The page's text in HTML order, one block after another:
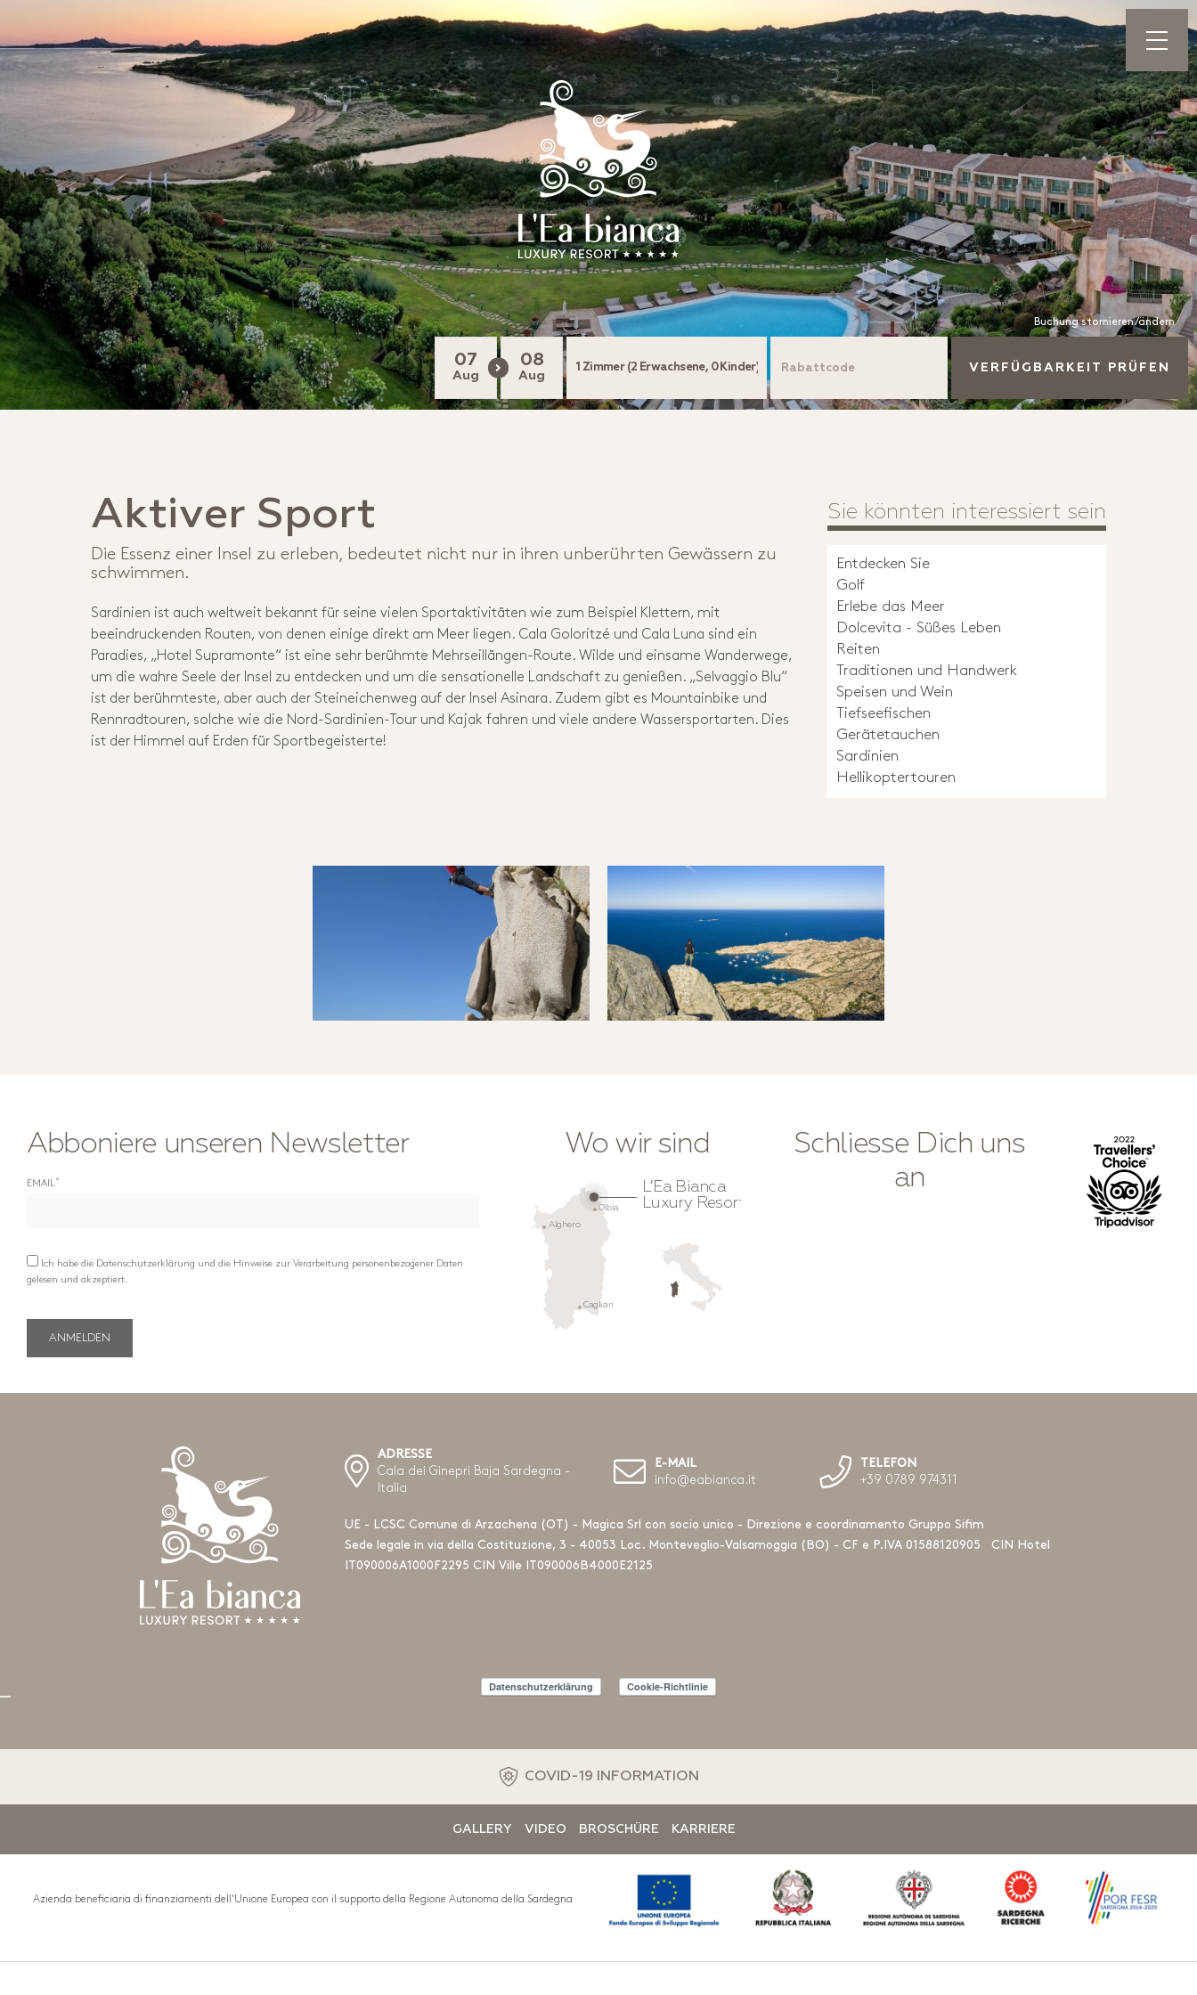
Buchung stornieren/ändern
07
Aug
08
Aug
Aktiver Sport
Die Essenz einer Insel zu erleben, bedeutet nicht nur in ihren unberührten Gewässern zu
schwimmen.
Sardinien ist auch weltweit bekannt für seine vielen Sportaktivitäten wie zum Beispiel Klettern, mit
beeindruckenden Routen, von denen einige direkt am Meer liegen. Cala Goloritzé und Cala Luna sind ein
Paradies, „Hotel Supramonte“ ist eine sehr berühmte Mehrseillängen-Route. Wilde und einsame Wanderwege,
um die wahre Seele der Insel zu entdecken und um die sensationelle Landschaft zu genießen. „Selvaggio Blu“
ist der berühmteste, aber auch der Steineichenweg auf der Insel Asinara. Zudem gibt es Mountainbike und
Rennradtouren, solche wie die Nord-Sardinien-Tour und Kajak fahren und viele andere Wassersportarten. Dies
ist der Himmel auf Erden für Sportbegeisterte!
Sie könnten interessiert sein
Entdecken Sie
Golf
Erlebe das Meer
Dolcevita - Süßes Leben
Reiten
Traditionen und Handwerk
Speisen und Wein
Tiefseefischen
Gerätetauchen
Sardinien
Hellikoptertouren
Abboniere unseren Newsletter
EMAIL*
Ich habe die Datenschutzerklärung und die Hinweise zur Verarbeitung personenbezogener Daten
gelesen und akzeptiert.
Wo wir sind
Alghero
Cagliari
Olbia
L’Ea Bianca
Luxury Resort
Schliesse Dich uns
an
ADRESSE
Cala dei Ginepri Baja Sardegna -
Italia
E-MAIL
info@eabianca.it
TELEFON
+39 0789 974311
UE - LCSC Comune di Arzachena (OT) - Magica Srl con socio unico - Direzione e coordinamento Gruppo Sifim
Sede legale in via della Costituzione, 3 - 40053 Loc. Monteveglio-Valsamoggia (BO) - CF e P.IVA 01588120905 CIN Hotel
IT090006A1000F2295 CIN Ville IT090006B4000E2125
Datenschutzerklärung Cookie-Richtlinie
COVID-19 INFORMATION
GALLERY VIDEO BROSCHÜRE KARRIERE
Azienda beneficiaria di finanziamenti dell'Unione Europea con il supporto della Regione Autonoma della Sardegna